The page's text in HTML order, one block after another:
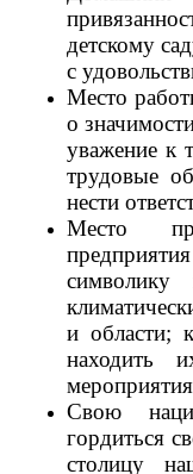
детскому
с
Место
о
уважение к
трудовые
нести
Место
символику
и области;
находить
Свою
гордиться
столицу